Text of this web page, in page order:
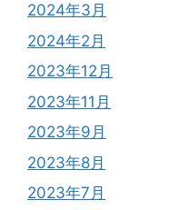
2024年3月
2024年2月
2023年12月
2023年11月
2023年9月
2023年8月
2023年7月